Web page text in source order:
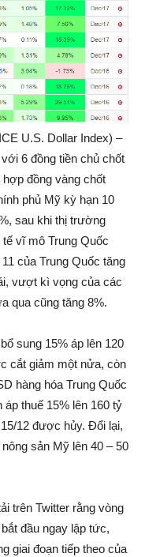
U.S. Dollar Index) –
6 đồng tiền chủ chốt
đồng vàng chốt
phủ Mỹ kỳ hạn 10
sau khi thị trường
vĩ mô Trung Quốc
của Trung Quốc tăng
vượt kì vọng của các
qua cũng tăng 8%.
sung 15% áp lên 120
cắt giảm một nửa, còn
hàng hóa Trung Quốc
thuế 15% lên 160 tỷ
12 được hủy. Đổi lại,
sản Mỹ lên 40 – 50
trên Twitter rằng vòng
đầu ngay lập tức,
giai đoạn tiếp theo của